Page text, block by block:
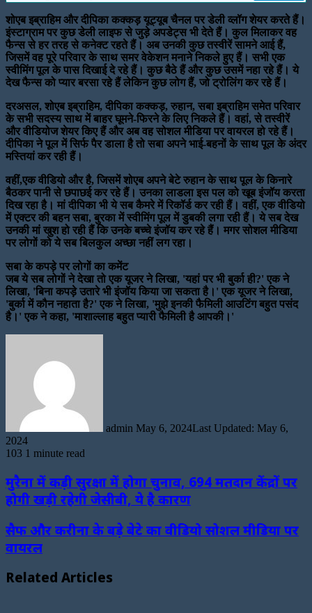
शोएब इब्राहिम और दीपिका कक्कड़ यूट्यूब चैनल पर डेली व्लॉग शेयर करते हैं।
इंस्टाग्राम पर कुछ डेली लाइफ से जुड़े अपडेट्स भी देते हैं। कुल मिलाकर वह
फैन्स से हर तरह से कनेक्ट रहते हैं। अब उनकी कुछ तस्वीरें सामने आई हैं,
जिसमें वह पूरे परिवार के साथ समर वेकेशन मनाने निकले हुए हैं। सभी एक
स्वीमिंग पूल के पास दिखाई दे रहे हैं। कुछ बैठे हैं और कुछ उसमें नहा रहे हैं। ये
देख फैन्स को प्यार बरसा रहे हैं लेकिन कुछ लोग हैं, जो ट्रोलिंग कर रहे हैं।
दरअसल, शोएब इब्राहिम, दीपिका कक्कड़, रुहान, सबा इब्राहिम समेत परिवार
के सभी सदस्य साथ में बाहर घूमने-फिरने के लिए निकले हैं। वहां, से तस्वीरें
और वीडियोज शेयर किए हैं और अब वह सोशल मीडिया पर वायरल हो रहे हैं।
दीपिका ने पूल में सिर्फ पैर डाला है तो सबा अपने भाई-बहनों के साथ पूल के अंदर
मस्तियां कर रही हैं।
वहीं,एक वीडियो और है, जिसमें शोएब अपने बेटे रुहान के साथ पूल के किनारे
बैठकर पानी से छपाछई कर रहे हैं। उनका लाडला इस पल को खूब इंजॉय करता
दिख रहा है। मां दीपिका भी ये सब कैमरे में रिकॉर्ड कर रही हैं। वहीं, एक वीडियो
में एक्टर की बहन सबा, बुरका में स्वीमिंग पूल में डुबकी लगा रही हैं। ये सब देख
उनकी मां खुश हो रही हैं कि उनके बच्चे इंजॉय कर रहे हैं। मगर सोशल मीडिया
पर लोगों को ये सब बिलकुल अच्छा नहीं लग रहा।
सबा के कपड़े पर लोगों का कमेंट
जब ये सब लोगों ने देखा तो एक यूजर ने लिखा, 'यहां पर भी बुर्का ही?' एक ने
लिखा, 'बिना कपड़े उतारे भी इंजॉय किया जा सकता है।' एक यूजर ने लिखा,
'बुर्का में कौन नहाता है?' एक ने लिखा, 'मुझे इनकी फैमिली आउटिंग बहुत पसंद
है।' एक ने कहा, 'माशाल्लाह बहुत प्यारी फैमिली है आपकी।'
admin May 6, 2024Last Updated: May 6,
2024
103 1 minute read
मुरैना में कड़ी सुरक्षा में होगा चुनाव, 694 मतदान केंद्रों पर
होगी खड़ी रहेगी जेसीबी, ये है कारण
सैफ और करीना के बड़े बेटे का वीडियो सोशल मीडिया पर
वायरल
Related Articles